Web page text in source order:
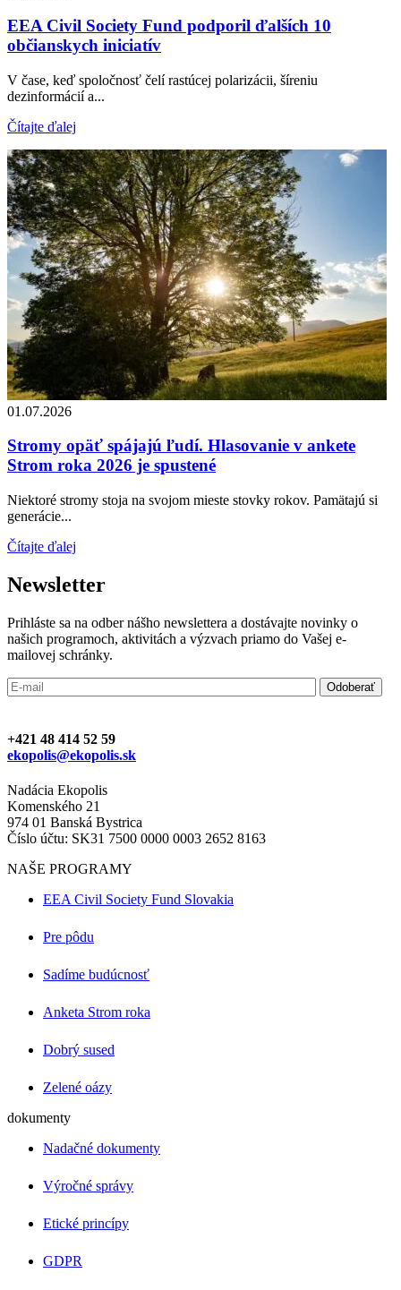
EEA Civil Society Fund podporil ďalších 10
občianskych iniciatív
V čase, keď spoločnosť čelí rastúcej polarizácii, šíreniu
dezinformácií a...
Čítajte ďalej
01.07.2026
Stromy opäť spájajú ľudí. Hlasovanie v ankete
Strom roka 2026 je spustené
Niektoré stromy stoja na svojom mieste stovky rokov. Pamätajú si
generácie...
Čítajte ďalej
Newsletter
Prihláste sa na odber nášho newslettera a dostávajte novinky o
našich programoch, aktivitách a výzvach priamo do Vašej e-
mailovej schránky.
+421 48 414 52 59
ekopolis@ekopolis.sk
Nadácia Ekopolis
Komenského 21
974 01 Banská Bystrica
Číslo účtu: SK31 7500 0000 0003 2652 8163
NAŠE PROGRAMY
EEA Civil Society Fund Slovakia
Pre pôdu
Sadíme budúcnosť
Anketa Strom roka
Dobrý sused
Zelené oázy
dokumenty
Nadačné dokumenty
Výročné správy
Etické princípy
GDPR